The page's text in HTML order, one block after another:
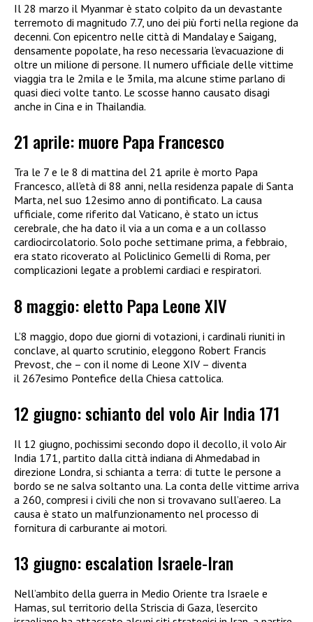
Il 28 marzo il Myanmar è stato colpito da un devastante
terremoto di magnitudo 7.7, uno dei più forti nella regione da
decenni. Con epicentro nelle città di Mandalay e Saigang,
densamente popolate, ha reso necessaria l’evacuazione di
oltre un milione di persone. Il numero ufficiale delle vittime
viaggia tra le 2mila e le 3mila, ma alcune stime parlano di
quasi dieci volte tanto. Le scosse hanno causato disagi
anche in Cina e in Thailandia.
21 aprile: muore Papa Francesco
Tra le 7 e le 8 di mattina del 21 aprile è morto Papa
Francesco, all’età di 88 anni, nella residenza papale di Santa
Marta, nel suo 12esimo anno di pontificato. La causa
ufficiale, come riferito dal Vaticano, è stato un ictus
cerebrale, che ha dato il via a un coma e a un collasso
cardiocircolatorio. Solo poche settimane prima, a febbraio,
era stato ricoverato al Policlinico Gemelli di Roma, per
complicazioni legate a problemi cardiaci e respiratori.
8 maggio: eletto Papa Leone XIV
L’8 maggio, dopo due giorni di votazioni, i cardinali riuniti in
conclave, al quarto scrutinio, eleggono Robert Francis
Prevost, che – con il nome di Leone XIV – diventa
il 267esimo Pontefice della Chiesa cattolica.
12 giugno: schianto del volo Air India 171
Il 12 giugno, pochissimi secondo dopo il decollo, il volo Air
India 171, partito dalla città indiana di Ahmedabad in
direzione Londra, si schianta a terra: di tutte le persone a
bordo se ne salva soltanto una. La conta delle vittime arriva
a 260, compresi i civili che non si trovavano sull’aereo. La
causa è stato un malfunzionamento nel processo di
fornitura di carburante ai motori.
13 giugno: escalation Israele-Iran
Nell’ambito della guerra in Medio Oriente tra Israele e
Hamas, sul territorio della Striscia di Gaza, l’esercito